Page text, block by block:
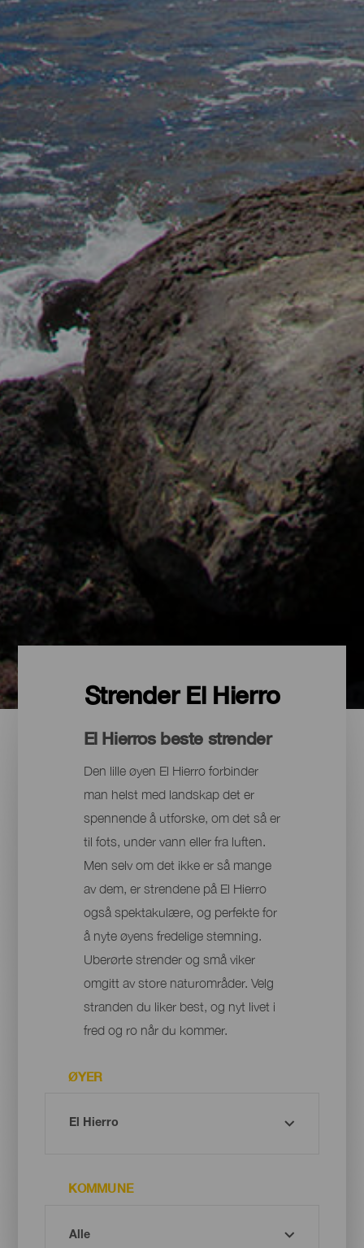
Strender El Hierro
El Hierros beste strender
Den lille øyen El Hierro forbinder
man helst med landskap det er
spennende å utforske, om det så er
til fots, under vann eller fra luften.
Men selv om det ikke er så mange
av dem, er strendene på El Hierro
også spektakulære, og perfekte for
å nyte øyens fredelige stemning.
Uberørte strender og små viker
omgitt av store naturområder. Velg
stranden du liker best, og nyt livet i
fred og ro når du kommer.
ØYER
KOMMUNE